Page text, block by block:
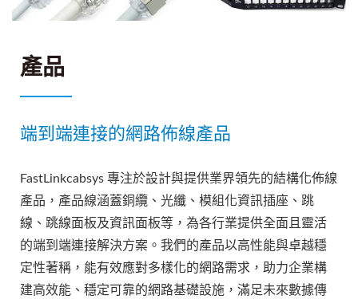
產品
端到端連接的網路佈線產品
FastLinkcabsys 專注於設計與提供業界領先的結構化佈線
產品，產品線涵蓋銅纜、光纖、模組化資訊插座、跳
線、跳線面板及資訊面板等，為各行業提供全面且靈活
的端到端連接解決方案。我們的產品以高性能與卓越穩
定性著稱，能有效應對多樣化的網路需求，助力企業構
建高效能、穩定可靠的網路基礎設施，滿足未來數據傳